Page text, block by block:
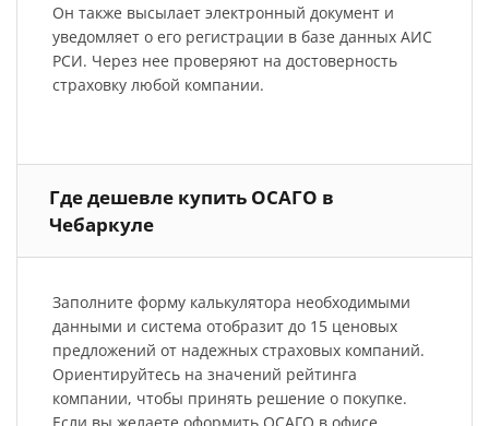
Он также высылает электронный документ и
уведомляет о его регистрации в базе данных АИС
РСИ. Через нее проверяют на достоверность
страховку любой компании.
Где дешевле купить ОСАГО в
Чебаркуле
Заполните форму калькулятора необходимыми
данными и система отобразит до 15 ценовых
предложений от надежных страховых компаний.
Ориентируйтесь на значений рейтинга
компании, чтобы принять решение о покупке.